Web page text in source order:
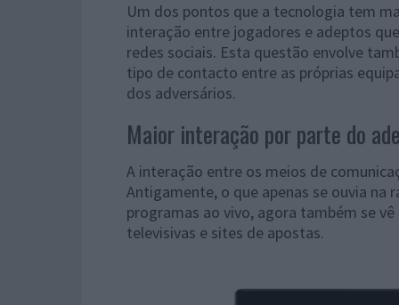
Um dos pontos que a tecnologia tem
interação entre jogadores e adeptos
redes sociais. Esta questão envolve
tipo de contacto entre as próprias
dos adversários.
Maior interação por parte do
A interação entre os meios de
Antigamente, o que apenas se ouvia na
programas ao vivo, agora também se
televisivas e sites de apostas.